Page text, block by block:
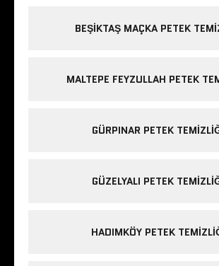
BEŞIKTAŞ MAÇKA PETEK
MALTEPE FEYZULLAH PETEK
GÜRPINAR PETEK
GÜZELYALI PETEK
HADIMKÖY PETEK